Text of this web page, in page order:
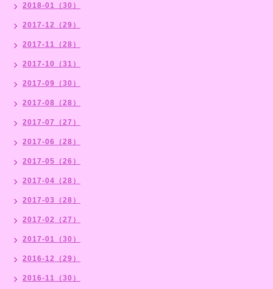
2018-01（30）
2017-12（29）
2017-11（28）
2017-10（31）
2017-09（30）
2017-08（28）
2017-07（27）
2017-06（28）
2017-05（26）
2017-04（28）
2017-03（28）
2017-02（27）
2017-01（30）
2016-12（29）
2016-11（30）